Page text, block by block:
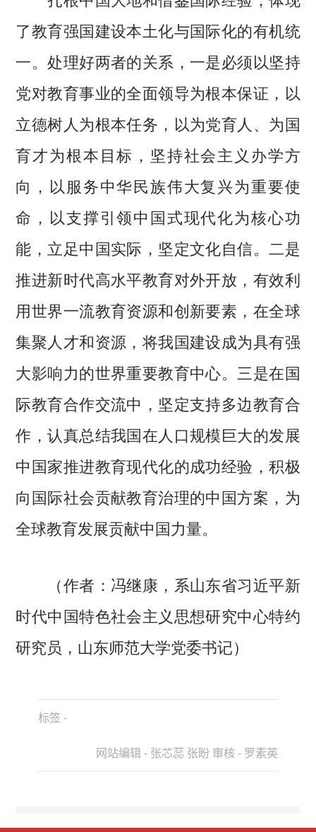
了教育强国建设本土化与国际化的有机统
一。处理好两者的关系，一是必须以坚持
党对教育事业的全面领导为根本保证，以
立德树人为根本任务，以为党育人、为国
育才为根本目标，坚持社会主义办学方
向，以服务中华民族伟大复兴为重要使
命，以支撑引领中国式现代化为核心功
能，立足中国实际，坚定文化自信。二是
推进新时代高水平教育对外开放，有效利
用世界一流教育资源和创新要素，在全球
集聚人才和资源，将我国建设成为具有强
大影响力的世界重要教育中心。三是在国
际教育合作交流中，坚定支持多边教育合
作，认真总结我国在人口规模巨大的发展
中国家推进教育现代化的成功经验，积极
向国际社会贡献教育治理的中国方案，为
全球教育发展贡献中国力量。
（作者：冯继康，系山东省习近平新
时代中国特色社会主义思想研究中心特约
研究员，山东师范大学党委书记）
标签 -
网站编辑 - 张芯蕊 张盼 审核 - 罗素英